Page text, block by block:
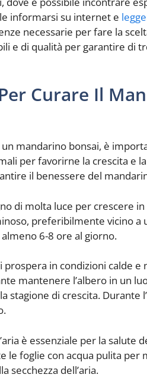
informarsi su internet e
necessarie per fare la
e di qualità per garantire di
Curare Il
mandarino bonsai, è
per favorirne la crescita e
il benessere del
di molta luce per crescere
preferibilmente vicino a
6-8 ore al giorno.
prospera in condizioni calde e
mantenere l’albero in un
stagione di crescita. Durante
è essenziale per la salute
le foglie con acqua pulita per
secchezza dell’aria.